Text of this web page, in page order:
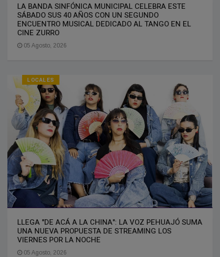
LA BANDA SINFÓNICA MUNICIPAL CELEBRA ESTE
SÁBADO SUS 40 AÑOS CON UN SEGUNDO
ENCUENTRO MUSICAL DEDICADO AL TANGO EN EL
CINE ZURRO
05 Agosto, 2026
LOCALES
LLEGA "DE ACÁ A LA CHINA": LA VOZ PEHUAJÓ SUMA
UNA NUEVA PROPUESTA DE STREAMING LOS
VIERNES POR LA NOCHE
05 Agosto, 2026